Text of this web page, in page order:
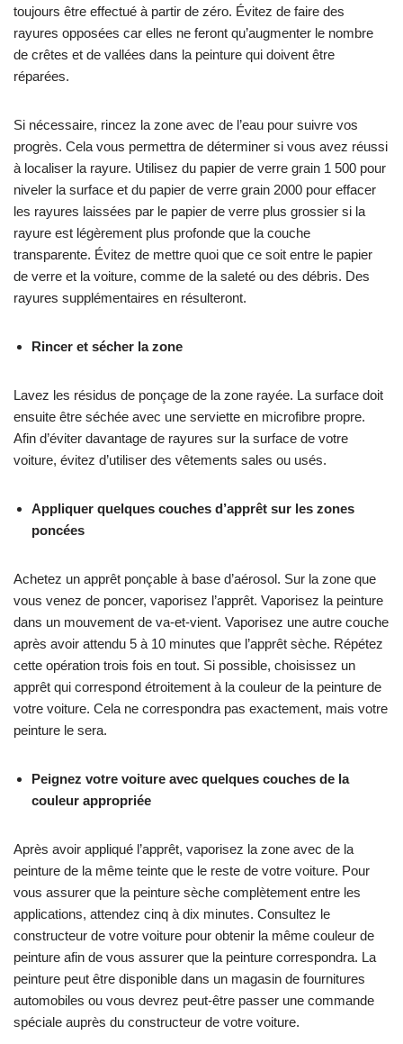
toujours être effectué à partir de zéro. Évitez de faire des
rayures opposées car elles ne feront qu’augmenter le nombre
de crêtes et de vallées dans la peinture qui doivent être
réparées.
Si nécessaire, rincez la zone avec de l’eau pour suivre vos
progrès. Cela vous permettra de déterminer si vous avez réussi
à localiser la rayure. Utilisez du papier de verre grain 1 500 pour
niveler la surface et du papier de verre grain 2000 pour effacer
les rayures laissées par le papier de verre plus grossier si la
rayure est légèrement plus profonde que la couche
transparente. Évitez de mettre quoi que ce soit entre le papier
de verre et la voiture, comme de la saleté ou des débris. Des
rayures supplémentaires en résulteront.
Rincer et sécher la zone
Lavez les résidus de ponçage de la zone rayée. La surface doit
ensuite être séchée avec une serviette en microfibre propre.
Afin d’éviter davantage de rayures sur la surface de votre
voiture, évitez d’utiliser des vêtements sales ou usés.
Appliquer quelques couches d’apprêt sur les zones
poncées
Achetez un apprêt ponçable à base d’aérosol. Sur la zone que
vous venez de poncer, vaporisez l’apprêt. Vaporisez la peinture
dans un mouvement de va-et-vient. Vaporisez une autre couche
après avoir attendu 5 à 10 minutes que l’apprêt sèche. Répétez
cette opération trois fois en tout. Si possible, choisissez un
apprêt qui correspond étroitement à la couleur de la peinture de
votre voiture. Cela ne correspondra pas exactement, mais votre
peinture le sera.
Peignez votre voiture avec quelques couches de la
couleur appropriée
Après avoir appliqué l’apprêt, vaporisez la zone avec de la
peinture de la même teinte que le reste de votre voiture. Pour
vous assurer que la peinture sèche complètement entre les
applications, attendez cinq à dix minutes. Consultez le
constructeur de votre voiture pour obtenir la même couleur de
peinture afin de vous assurer que la peinture correspondra. La
peinture peut être disponible dans un magasin de fournitures
automobiles ou vous devrez peut-être passer une commande
spéciale auprès du constructeur de votre voiture.